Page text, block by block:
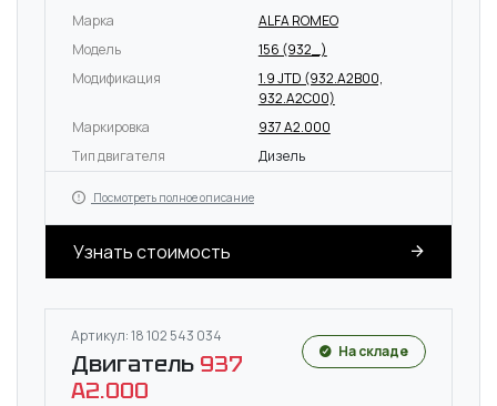
Марка
ALFA ROMEO
Модель
156 (932_)
Модификация
1.9 JTD (932.A2B00,
932.A2C00)
Маркировка
937 A2.000
Тип двигателя
Дизель
Посмотреть полное описание
Узнать стоимость
Артикул: 18 102 543 034
Двигатель 937
A2.000
На складе